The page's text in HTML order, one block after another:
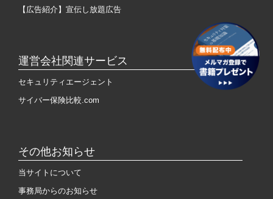
【広告紹介】宣伝し放題広告
運営会社関連サービス
セキュリティエージェント
サイバー保険比較.com
その他お知らせ
当サイトについて
事務局からのお知らせ